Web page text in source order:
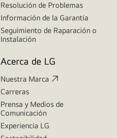
Resolución de Problemas
Información de la Garantía
Seguimiento de Raparación o
Instalación
Acerca de LG
Nuestra Marca
Carreras
Prensa y Medios de
Comunicación
Experiencia LG